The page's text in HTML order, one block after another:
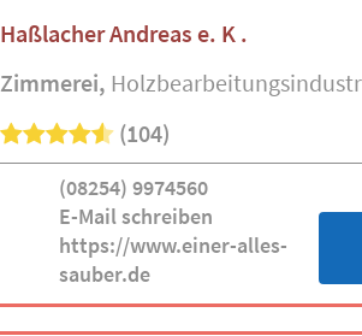
Haßlacher Andreas e. K .
Zimmerei
(104)
(08254) 9974560
E-Mail schreiben
https://www.einer-alles-
sauber.de